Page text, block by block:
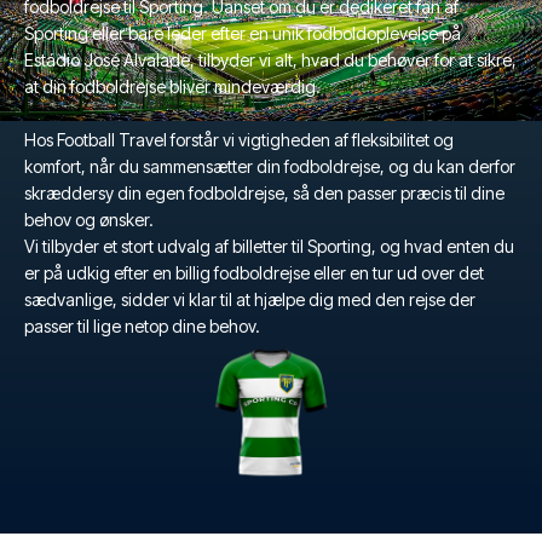
fodboldrejse til Sporting. Uanset om du er dedikeret fan af
Sporting eller bare leder efter en unik fodboldoplevelse på
Estádio José Alvalade, tilbyder vi alt, hvad du behøver for at sikre,
at din fodboldrejse bliver mindeværdig.
Hos Football Travel forstår vi vigtigheden af fleksibilitet og
komfort, når du sammensætter din fodboldrejse, og du kan derfor
skræddersy din egen fodboldrejse, så den passer præcis til dine
behov og ønsker.
Vi tilbyder et stort udvalg af billetter til Sporting, og hvad enten du
er på udkig efter en billig fodboldrejse eller en tur ud over det
sædvanlige, sidder vi klar til at hjælpe dig med den rejse der
passer til lige netop dine behov.